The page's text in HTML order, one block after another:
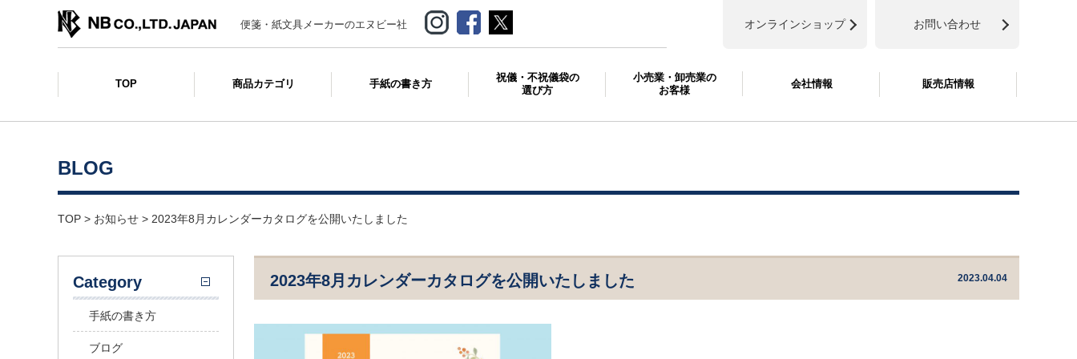
便箋・紙文具メーカーのエヌビー社 お問い合わせ
オンラインショップ
TOP 商品カテゴリ 手紙の書き方
祝儀・不祝儀袋の
選び方
小売業・卸売業の
お客様
会社情報 販売店情報
BLOG
TOP > お知らせ > 2023年8月カレンダーカタログを公開いたしました
2023年8月カレンダーカタログを公開いたしました 2023.04.04
Category
手紙の書き方
ブログ